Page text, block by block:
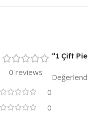
0 reviews
0
0
“1 Çift